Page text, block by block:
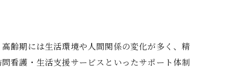
齢期には生活環境や人間関係の変化が多く、精
看護・生活支援サービスといったサポート体制